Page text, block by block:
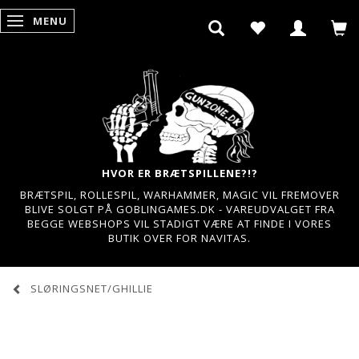
SKIFTE NAVIGATION
MENU
HVOR ER BRÆTSPILLENE?!?
BRÆTSPIL, ROLLESPIL, WARHAMMER, MAGIC VIL FREMOVER
BLIVE SOLGT PÅ GOBLINGAMES.DK - VAREUDVALGET FRA
BEGGE WEBSHOPS VIL STADIGT VÆRE AT FINDE I VORES
BUTIK OVER FOR NAVITAS.
SLØRINGSNET/GHILLIE